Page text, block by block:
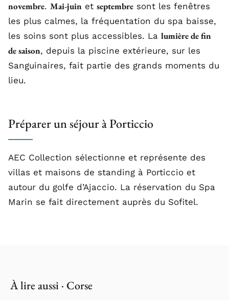
novembre. Mai-juin et septembre sont les fenêtres
les plus calmes, la fréquentation du spa baisse,
les soins sont plus accessibles. La lumière de fin
de saison, depuis la piscine extérieure, sur les
Sanguinaires, fait partie des grands moments du
lieu.
Préparer un séjour à Porticcio
AEC Collection sélectionne et représente des
villas et maisons de standing à Porticcio et
autour du golfe d’Ajaccio. La réservation du Spa
Marin se fait directement auprès du Sofitel.
À lire aussi · Corse